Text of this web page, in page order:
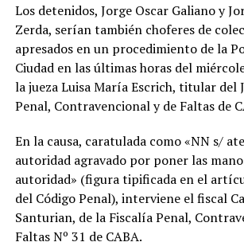
Los detenidos, Jorge Oscar Galiano y
Zerda, serían también choferes de
apresados en un procedimiento de la
Ciudad en las últimas horas del
la jueza Luisa María Escrich, titular del
Penal, Contravencional y de Faltas de
En la causa, caratulada como «NN s/
autoridad agravado por poner las
autoridad» (figura tipificada en el
del Código Penal), interviene el fiscal
Santurian, de la Fiscalía Penal,
Faltas Nº 31 de CABA.